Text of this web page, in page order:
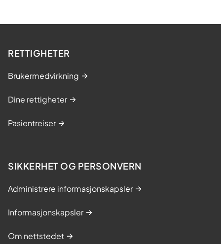
RETTIGHETER
Brukermedvirkning
Dine rettigheter
Pasientreiser
SIKKERHET OG PERSONVERN
Administrere informasjonskapsler
Informasjonskapsler
Om nettstedet